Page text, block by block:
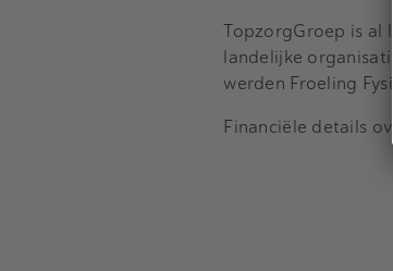
TopzorgGroep is al
landelijke
werden Froeling
Financiële details